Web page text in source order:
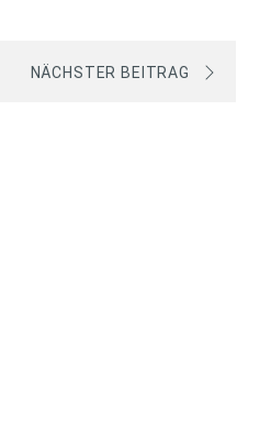
NÄCHSTER BEITRAG